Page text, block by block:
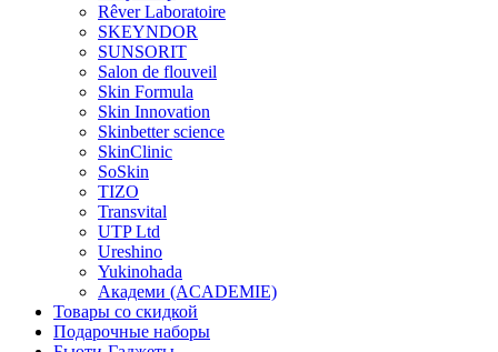
Rêver Laboratoire
SKEYNDOR
SUNSORIT
Salon de flouveil
Skin Formula
Skin Innovation
Skinbetter science
SkinСlinic
SoSkin
TIZO
Transvital
UTP Ltd
Ureshino
Yukinohada
Академи (ACADEMIE)
Товары со скидкой
Подарочные наборы